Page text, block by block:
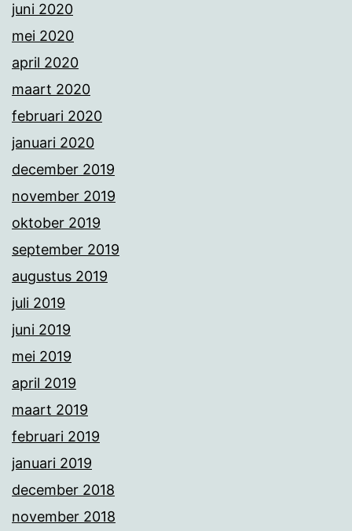
juni 2020
mei 2020
april 2020
maart 2020
februari 2020
januari 2020
december 2019
november 2019
oktober 2019
september 2019
augustus 2019
juli 2019
juni 2019
mei 2019
april 2019
maart 2019
februari 2019
januari 2019
december 2018
november 2018